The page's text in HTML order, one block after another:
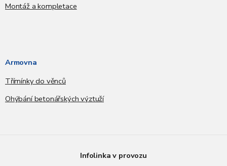
Montáž a kompletace
Armovna
Třímínky do věnců
Ohýbání betonářských výztuží
Infolinka v provozu